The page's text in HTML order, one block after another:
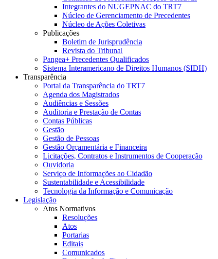
Integrantes do NUGEPNAC do TRT7
Núcleo de Gerenciamento de Precedentes
Núcleo de Ações Coletivas
Publicações
Boletim de Jurisprudência
Revista do Tribunal
Pangea+ Precedentes Qualificados
Sistema Interamericano de Direitos Humanos (SIDH)
Transparência
Portal da Transparência do TRT7
Agenda dos Magistrados
Audiências e Sessões
Auditoria e Prestação de Contas
Contas Públicas
Gestão
Gestão de Pessoas
Gestão Orçamentária e Financeira
Licitações, Contratos e Instrumentos de Cooperação
Ouvidoria
Serviço de Informações ao Cidadão
Sustentabilidade e Acessibilidade
Tecnologia da Informação e Comunicação
Legislação
Atos Normativos
Resoluções
Atos
Portarias
Editais
Comunicados